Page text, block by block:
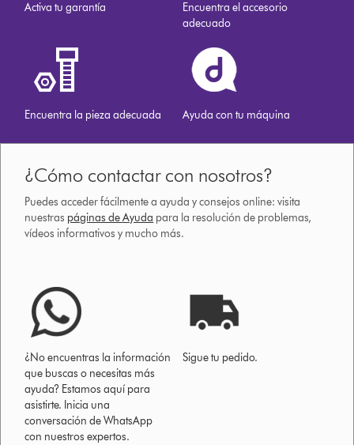
Activa tu garantía
Encuentra el accesorio
adecuado
Encuentra la pieza adecuada Ayuda con tu máquina
¿Cómo contactar con nosotros?
Puedes acceder fácilmente a ayuda y consejos online: visita
nuestras páginas de Ayuda para la resolución de problemas,
vídeos informativos y mucho más.
¿No encuentras la información
que buscas o necesitas más
ayuda? Estamos aquí para
asistirte. Inicia una
conversación de WhatsApp
con nuestros expertos.
Sigue tu pedido.